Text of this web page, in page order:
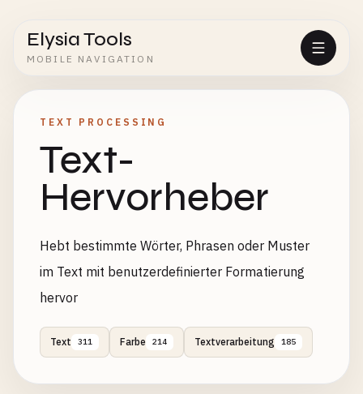
Elysia Tools
MOBILE NAVIGATION
TEXT PROCESSING
Text-
Hervorheber
Hebt bestimmte Wörter, Phrasen oder Muster
im Text mit benutzerdefinierter Formatierung
hervor
Text 311 Farbe 214 Textverarbeitung 185